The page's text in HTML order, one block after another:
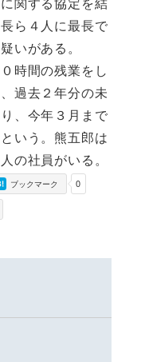
ら４人に最長で
いがある。
時間の残業をし
過去２年分の未
、今年３月まで
いう。熊五郎は
の社員がいる。
0
ブックマーク